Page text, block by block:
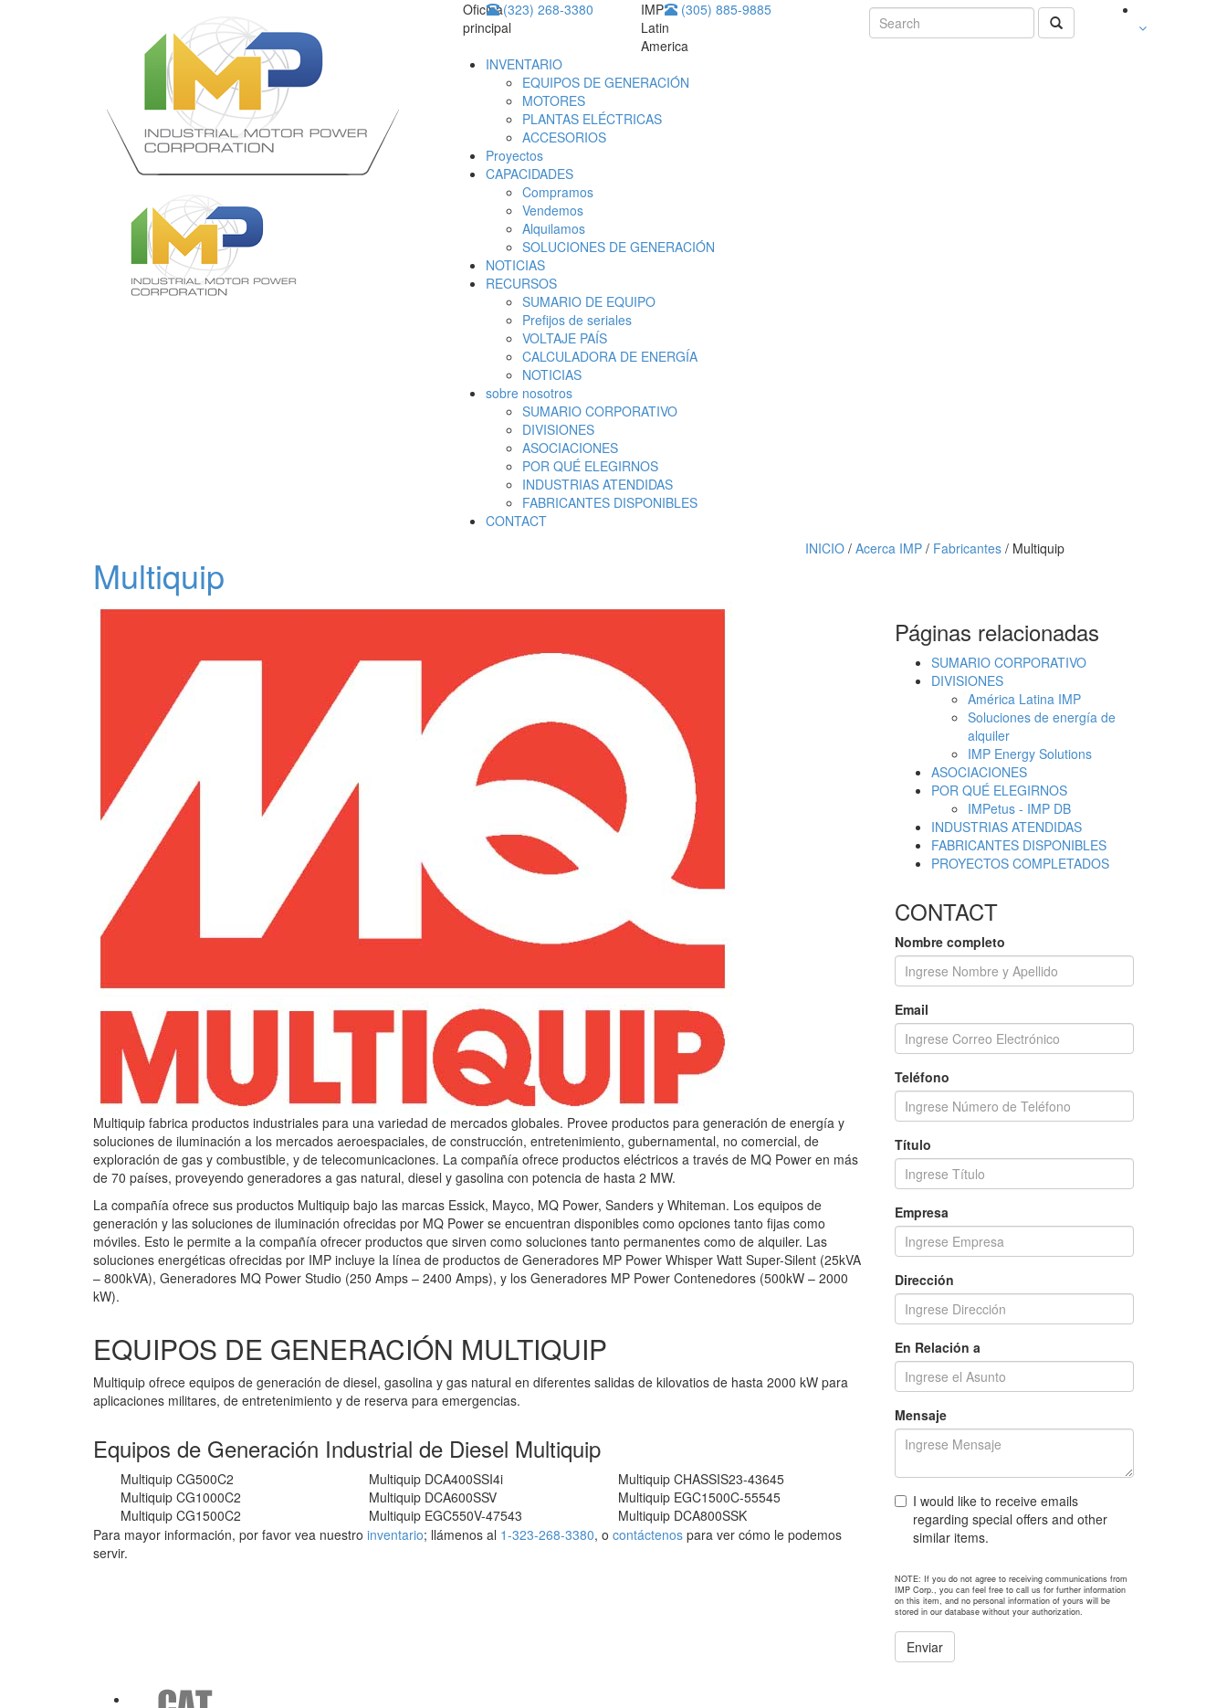
Oficina
principal
(323) 268-3380
IMP
Latin
America
(305) 885-9885
INVENTARIO
EQUIPOS DE GENERACIÓN
MOTORES
PLANTAS ELÉCTRICAS
ACCESORIOS
Proyectos
CAPACIDADES
Compramos
Vendemos
Alquilamos
SOLUCIONES DE GENERACIÓN
NOTICIAS
RECURSOS
SUMARIO DE EQUIPO
Prefijos de seriales
VOLTAJE PAÍS
CALCULADORA DE ENERGÍA
NOTICIAS
sobre nosotros
SUMARIO CORPORATIVO
DIVISIONES
ASOCIACIONES
POR QUÉ ELEGIRNOS
INDUSTRIAS ATENDIDAS
FABRICANTES DISPONIBLES
CONTACT
Multiquip
INICIO / Acerca IMP / Fabricantes / Multiquip
Multiquip fabrica productos industriales para una variedad de mercados globales. Provee productos para generación de energía y
soluciones de iluminación a los mercados aeroespaciales, de construcción, entretenimiento, gubernamental, no comercial, de
exploración de gas y combustible, y de telecomunicaciones. La compañía ofrece productos eléctricos a través de MQ Power en más
de 70 países, proveyendo generadores a gas natural, diesel y gasolina con potencia de hasta 2 MW.
La compañía ofrece sus productos Multiquip bajo las marcas Essick, Mayco, MQ Power, Sanders y Whiteman. Los equipos de
generación y las soluciones de iluminación ofrecidas por MQ Power se encuentran disponibles como opciones tanto fijas como
móviles. Esto le permite a la compañía ofrecer productos que sirven como soluciones tanto permanentes como de alquiler. Las
soluciones energéticas ofrecidas por IMP incluye la línea de productos de Generadores MP Power Whisper Watt Super-Silent (25kVA
– 800kVA), Generadores MQ Power Studio (250 Amps – 2400 Amps), y los Generadores MP Power Contenedores (500kW – 2000
kW).
EQUIPOS DE GENERACIÓN MULTIQUIP
Multiquip ofrece equipos de generación de diesel, gasolina y gas natural en diferentes salidas de kilovatios de hasta 2000 kW para
aplicaciones militares, de entretenimiento y de reserva para emergencias.
Equipos de Generación Industrial de Diesel Multiquip
Multiquip CG500C2
Multiquip CG1000C2
Multiquip CG1500C2
Multiquip DCA400SSI4i
Multiquip DCA600SSV
Multiquip EGC550V-47543
Multiquip CHASSIS23-43645
Multiquip EGC1500C-55545
Multiquip DCA800SSK
Para mayor información, por favor vea nuestro inventario; llámenos al 1-323-268-3380, o contáctenos para ver cómo le podemos
servir.
Páginas relacionadas
SUMARIO CORPORATIVO
DIVISIONES
América Latina IMP
Soluciones de energía de
alquiler
IMP Energy Solutions
ASOCIACIONES
POR QUÉ ELEGIRNOS
IMPetus - IMP DB
INDUSTRIAS ATENDIDAS
FABRICANTES DISPONIBLES
PROYECTOS COMPLETADOS
CONTACT
Nombre completo
Email
Teléfono
Título
Empresa
Dirección
En Relación a
Mensaje
I would like to receive emails
regarding special offers and other
similar items.
NOTE: If you do not agree to receiving communications from
IMP Corp., you can feel free to call us for further information
on this item, and no personal information of yours will be
stored in our database without your authorization.
Enviar